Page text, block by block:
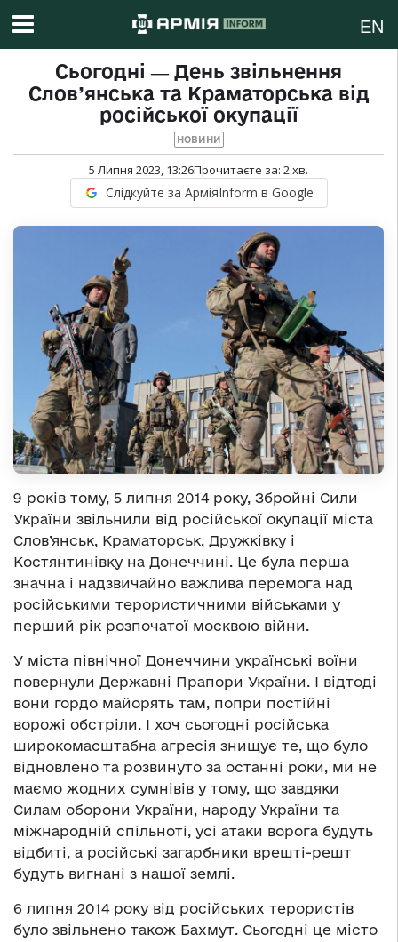
EN
Сьогодні ― День звільнення
Слов’янська та Краматорська від
російської окупації
НОВИНИ
5 Липня 2023, 13:26Прочитаєте за: 2хв.
Слідкуйте за АрміяInform в Google
9 років тому, 5 липня 2014 року, Збройні Сили
України звільнили від російської окупації міста
Слов’янськ, Краматорськ, Дружківку і
Костянтинівку на Донеччині. Це була перша
значна і надзвичайно важлива перемога над
російськими терористичними військами у
перший рік розпочатої москвою війни.
У міста північної Донеччини українські воїни
повернули Державні Прапори України. І відтоді
вони гордо майорять там, попри постійні
ворожі обстріли. І хоч сьогодні російська
широкомасштабна агресія знищує те, що було
відновлено та розвинуто за останні роки, ми не
маємо жодних сумнівів у тому, що завдяки
Силам оборони України, народу України та
міжнародній спільноті, усі атаки ворога будуть
відбиті, а російські загарбники врешті-решт
будуть вигнані з нашої землі.
6 липня 2014 року від російських терористів
було звільнено також Бахмут. Сьогодні це місто